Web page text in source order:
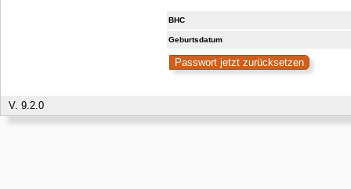
BHC
Geburtsdatum
V. 9.2.0